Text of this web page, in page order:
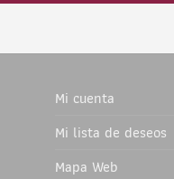
Mi cuenta
Mi lista de deseos
Mapa Web